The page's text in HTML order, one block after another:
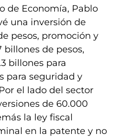
de Economía, Pablo
una inversión de
pesos, promoción y
billones de pesos,
billones para
para seguridad y
el lado del sector
de 60.000
la ley fiscal
en la patente y no